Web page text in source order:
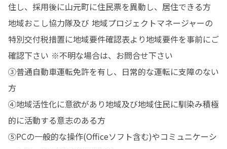
住し、採用後に山元町に住⺠票を異動し、居住できる方
地域おこし協力隊及び 地域プロジェクトマネージャーの
特別交付税措置に地域要件確認表より地域要件を事前にご
確認下さい ※不明な場合は、お問合せ下さい
③普通自動車運転免許を有し、日常的な運転に支障のない
方
④地域活性化に意欲があり地域及び地域住民に馴染み積極
的に活動する意志のある方
⑤PCの一般的な操作(Officeソフト含む)やコミュニケーシ